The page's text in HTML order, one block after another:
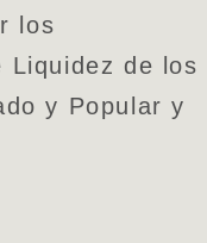
los
Liquidez de los
y Popular y